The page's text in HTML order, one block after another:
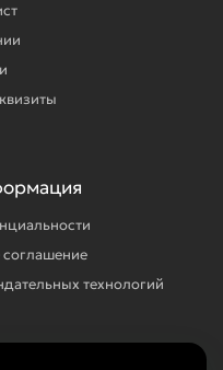
соглашение
технологий